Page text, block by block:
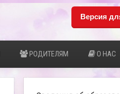
Версия
РОДИТЕЛЯМ О НАС